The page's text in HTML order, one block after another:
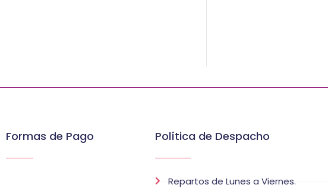
Formas de Pago Política de Despacho
Repartos de Lunes a Viernes.